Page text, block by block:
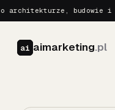
budowie i
ai aimarketing.pl